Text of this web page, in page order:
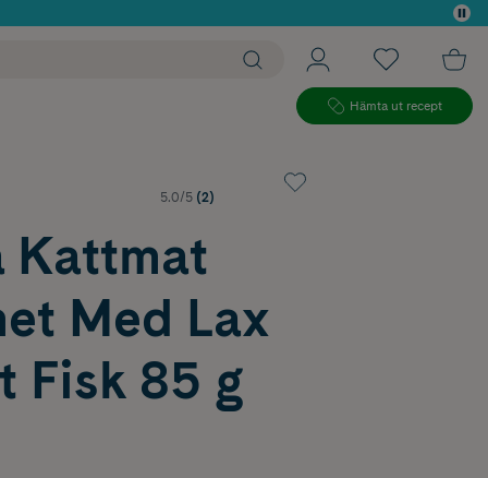
Hämta ut recept
5.0/5 (2)
Kattmat
Med Lax
Fisk 85 g